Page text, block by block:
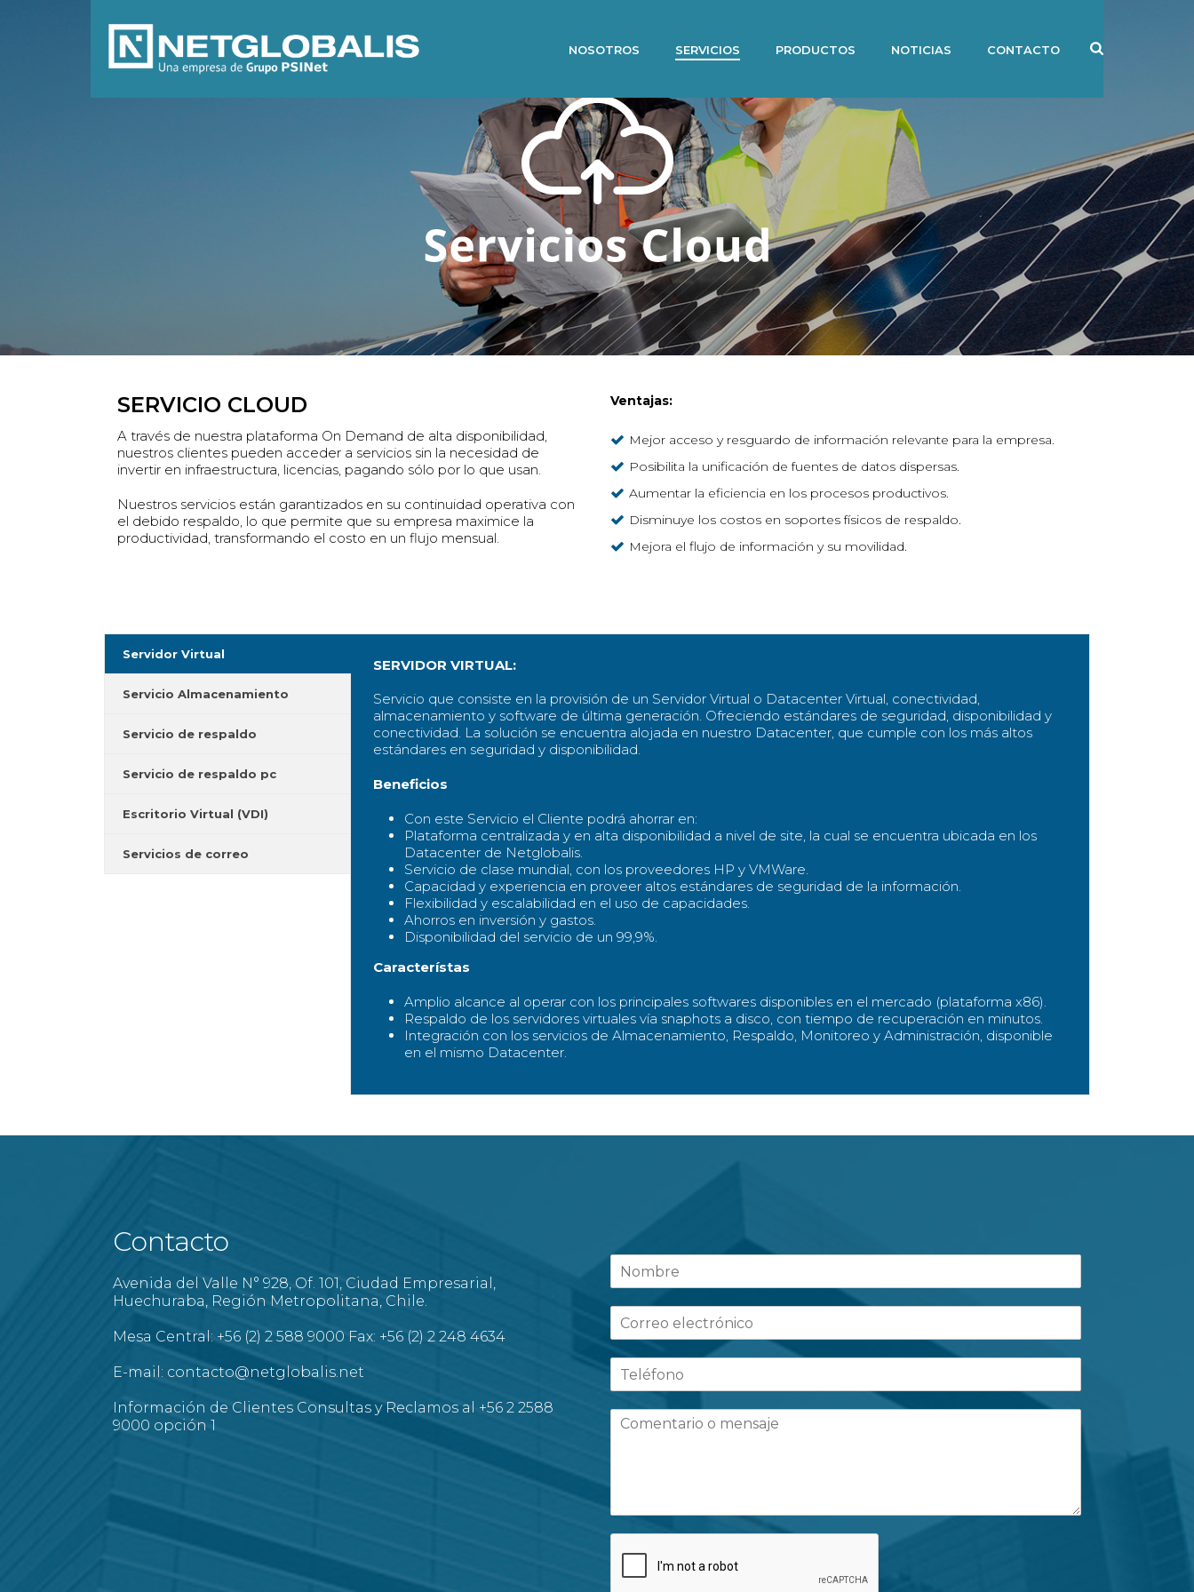
NOSOTROS SERVICIOS PRODUCTOS NOTICIAS CONTACTO
SERVICIO CLOUD
A través de nuestra plataforma On Demand de alta disponibilidad,
nuestros clientes pueden acceder a servicios sin la necesidad de
invertir en infraestructura, licencias, pagando sólo por lo que usan.
Nuestros servicios están garantizados en su continuidad operativa con
el debido respaldo, lo que permite que su empresa maximice la
productividad, transformando el costo en un flujo mensual.
Ventajas:
Mejor acceso y resguardo de información relevante para la empresa.
Posibilita la unificación de fuentes de datos dispersas.
Aumentar la eficiencia en los procesos productivos.
Disminuye los costos en soportes físicos de respaldo.
Mejora el flujo de información y su movilidad.
Servidor Virtual
Servicio Almacenamiento
Servicio de respaldo
Servicio de respaldo pc
Escritorio Virtual (VDI)
Servicios de correo
SERVIDOR VIRTUAL:
Servicio que consiste en la provisión de un Servidor Virtual o Datacenter Virtual, conectividad,
almacenamiento y software de última generación. Ofreciendo estándares de seguridad, disponibilidad y
conectividad. La solución se encuentra alojada en nuestro Datacenter, que cumple con los más altos
estándares en seguridad y disponibilidad.
Beneficios
Con este Servicio el Cliente podrá ahorrar en:
Plataforma centralizada y en alta disponibilidad a nivel de site, la cual se encuentra ubicada en los
Datacenter de Netglobalis.
Servicio de clase mundial, con los proveedores HP y VMWare.
Capacidad y experiencia en proveer altos estándares de seguridad de la información.
Flexibilidad y escalabilidad en el uso de capacidades.
Ahorros en inversión y gastos.
Disponibilidad del servicio de un 99,9%.
Característas
Amplio alcance al operar con los principales softwares disponibles en el mercado (plataforma x86).
Respaldo de los servidores virtuales vía snaphots a disco, con tiempo de recuperación en minutos.
Integración con los servicios de Almacenamiento, Respaldo, Monitoreo y Administración, disponible
en el mismo Datacenter.
Contacto
Avenida del Valle N° 928, Of. 101, Ciudad Empresarial,
Huechuraba, Región Metropolitana, Chile.
Mesa Central: +56 (2) 2 588 9000 Fax: +56 (2) 2 248 4634
E-mail: contacto@netglobalis.net
Información de Clientes Consultas y Reclamos al +56 2 2588
9000 opción 1